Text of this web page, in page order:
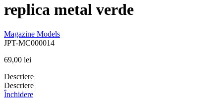
replica metal verde
Magazine Models
JPT-MC000014
69,00 lei
Descriere
Descriere
Închidere